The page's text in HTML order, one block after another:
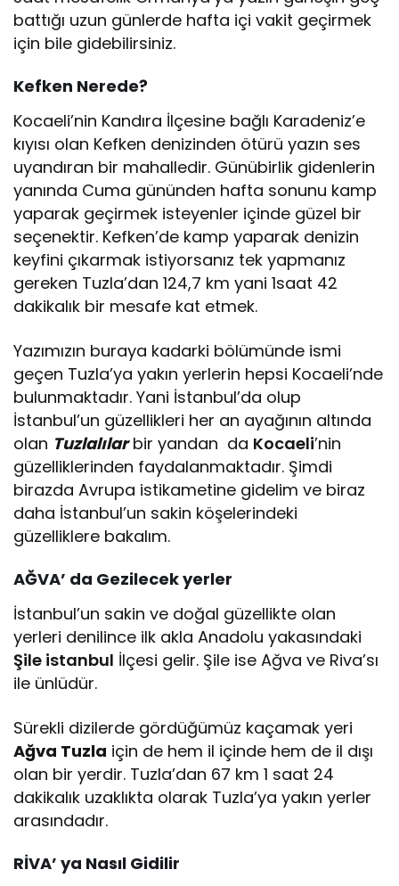
battığı uzun günlerde hafta içi vakit geçirmek
için bile gidebilirsiniz.
Kefken Nerede?
Kocaeli’nin Kandıra İlçesine bağlı Karadeniz’e
kıyısı olan Kefken denizinden ötürü yazın ses
uyandıran bir mahalledir. Günübirlik gidenlerin
yanında Cuma gününden hafta sonunu kamp
yaparak geçirmek isteyenler içinde güzel bir
seçenektir. Kefken’de kamp yaparak denizin
keyfini çıkarmak istiyorsanız tek yapmanız
gereken Tuzla’dan 124,7 km yani 1saat 42
dakikalık bir mesafe kat etmek.
Yazımızın buraya kadarki bölümünde ismi
geçen Tuzla’ya yakın yerlerin hepsi Kocaeli’nde
bulunmaktadır. Yani İstanbul’da olup
İstanbul’un güzellikleri her an ayağının altında
olan Tuzlalılarbir yandan da Kocaeli’nin
güzelliklerinden faydalanmaktadır. Şimdi
birazda Avrupa istikametine gidelim ve biraz
daha İstanbul’un sakin köşelerindeki
güzelliklere bakalım.
AĞVA’ da Gezilecek yerler
İstanbul’un sakin ve doğal güzellikte olan
yerleri denilince ilk akla Anadolu yakasındaki
Şile istanbul İlçesi gelir. Şile ise Ağva ve Riva’sı
ile ünlüdür.
Sürekli dizilerde gördüğümüz kaçamak yeri
Ağva Tuzla için de hem il içinde hem de il dışı
olan bir yerdir. Tuzla’dan 67 km 1 saat 24
dakikalık uzaklıkta olarak Tuzla’ya yakın yerler
arasındadır.
RİVA’ ya Nasıl Gidilir